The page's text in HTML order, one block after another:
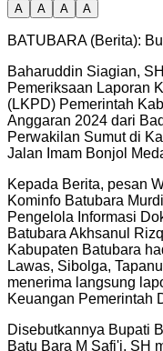
A A A A
BATUBARA (Berita):
Baharuddin Siagian,
Pemeriksaan Laporan
(LKPD) Pemerintah
Anggaran 2024 dari
Perwakilan Sumut di
Jalan Imam Bonjol
Kepada Berita, pesan
Kominfo Batubara
Pengelola Informasi
Batubara Akhsanul
Kabupaten Batubara
Lawas, Sibolga,
menerima langsung
Keuangan Pemerintah
Disebutkannya Bupati
Batu Bara M Safi'i, SH